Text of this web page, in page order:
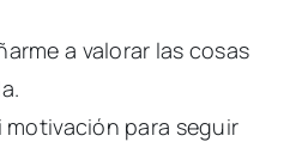
a valorar las cosas
motivación para seguir